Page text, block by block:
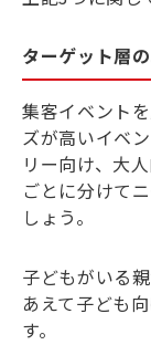
ターゲット層
集客イベント
ズが高いイベ
リー向け、大
ごとに分けて
しょう。
子どもがいる
あえて子ども
す。